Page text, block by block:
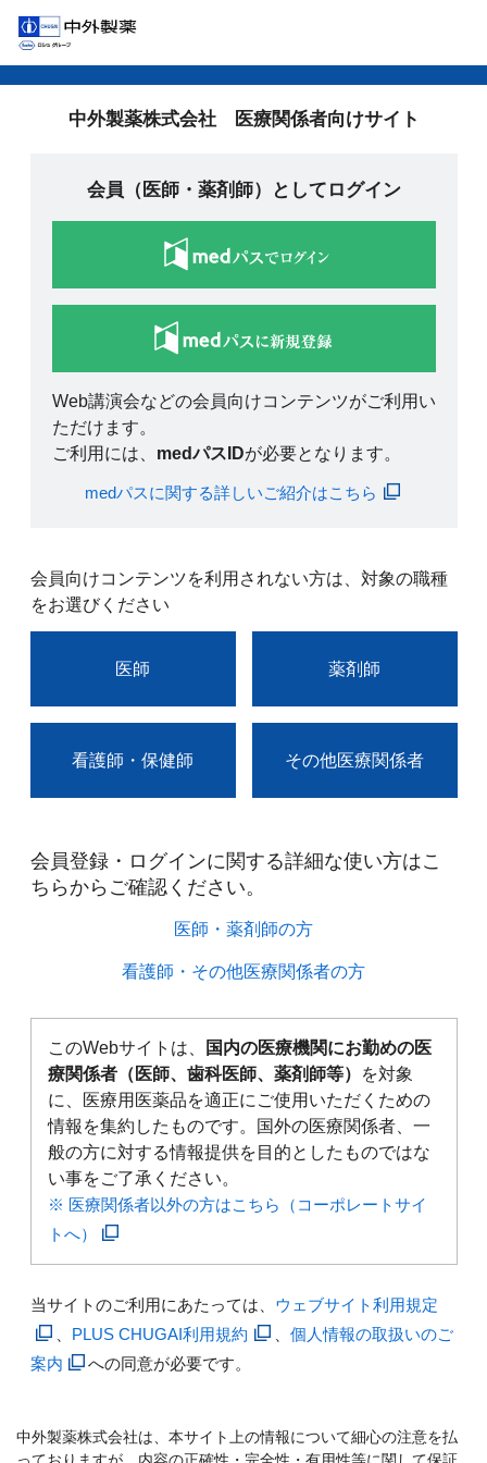
中外製薬株式会社 医療関係者向けサイト
会員（医師・薬剤師）としてログイン
Web講演会などの会員向けコンテンツがご利用い
ただけます。
ご利用には、 medパスIDが必要となります。
medパスに関する詳しいご紹介はこちら
会員向けコンテンツを利用されない方は、対象の職種
をお選びください
医師 薬剤師
看護師・保健師 その他医療関係者
会員登録・ログインに関する詳細な使い方はこ
ちらからご確認ください。​
医師・薬剤師の方​
看護師・その他医療関係者の方​
このWebサイトは、
国内の医療機関にお勤めの医
療関係者（医師、歯科医師、薬剤師等）
を対象
に、医療用医薬品を適正にご使用いただくための
情報を集約したものです。国外の医療関係者、一
般の方に対する情報提供を目的としたものではな
い事をご了承ください。
※ 医療関係者以外の方はこちら（コーポレートサイ
トへ）
当サイトのご利用にあたっては、 ウェブサイト利用規定
PLUS CHUGAI利用規約
個人情報の取扱いのご
案内
への同意が必要です。
中外製薬株式会社は、本サイト上の情報について細心の注意を払
っておりますが、内容の正確性・完全性・有用性等に関して保証